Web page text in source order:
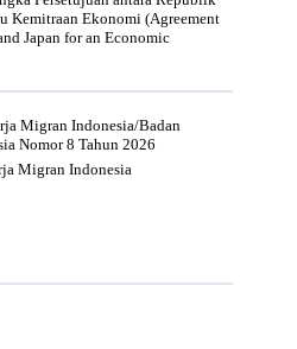
Kemitraan Ekonomi (Agreement
Japan for an Economic
Migran Indonesia/Badan
Nomor 8 Tahun 2026
Migran Indonesia